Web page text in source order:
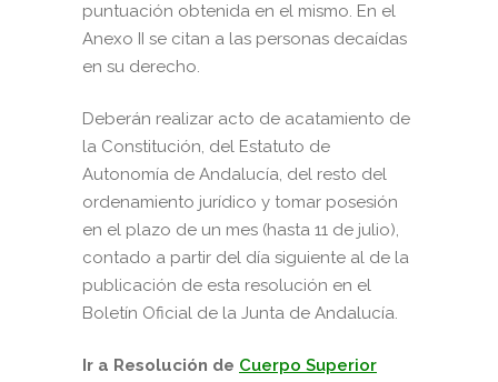
puntuación obtenida en el mismo. En el
Anexo II se citan a las personas decaídas
en su derecho.
Deberán realizar acto de acatamiento de
la Constitución, del Estatuto de
Autonomía de Andalucía, del resto del
ordenamiento jurídico y tomar posesión
en el plazo de un mes (hasta 11 de julio),
contado a partir del día siguiente al de la
publicación de esta resolución en el
Boletín Oficial de la Junta de Andalucía.
Ir a Resolución de Cuerpo Superior